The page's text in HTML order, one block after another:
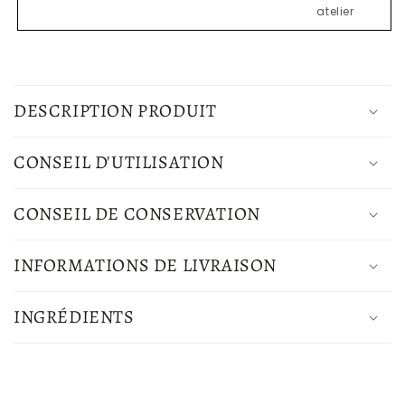
atelier
n
e
u
é
u
DESCRIPTION PRODUIT
CONSEIL D'UTILISATION
CONSEIL DE CONSERVATION
INFORMATIONS DE LIVRAISON
INGRÉDIENTS